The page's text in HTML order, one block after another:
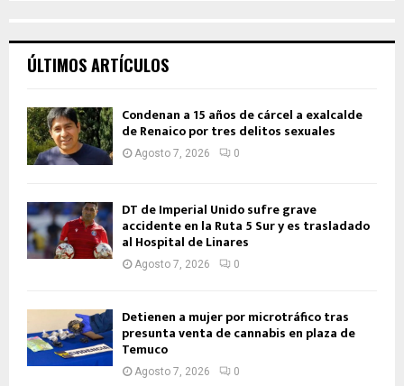
ÚLTIMOS ARTÍCULOS
Condenan a 15 años de cárcel a exalcalde
de Renaico por tres delitos sexuales
Agosto 7, 2026 0
DT de Imperial Unido sufre grave
accidente en la Ruta 5 Sur y es trasladado
al Hospital de Linares
Agosto 7, 2026 0
Detienen a mujer por microtráfico tras
presunta venta de cannabis en plaza de
Temuco
Agosto 7, 2026 0